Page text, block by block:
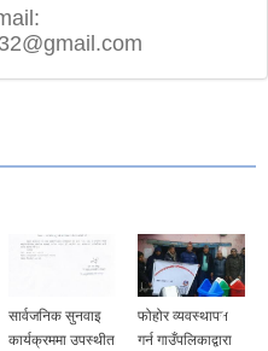
सार्वजनिक सुनवाइ
कार्यक्रममा उपस्थीत
फोहोर व्यवस्थापन
गर्न गाउँपलिकाद्वारा